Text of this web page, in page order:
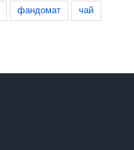
фандомат чай